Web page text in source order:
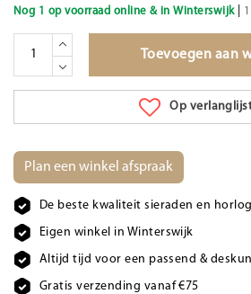
Nog 1 op voorraad online & in Winterswijk|
Toevoegen aan
Op
Plan een winkel afspraak
De beste kwaliteit sieraden en
Eigen winkel in Winterswijk
Altijd tijd voor een passend &
Gratis verzending vanaf €75